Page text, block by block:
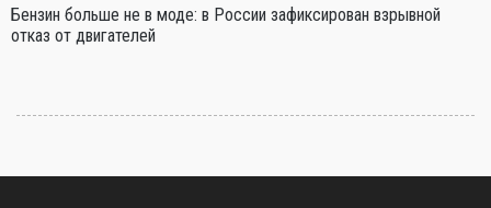
Бензин больше не в моде: в России зафиксирован взрывной
отказ от двигателей